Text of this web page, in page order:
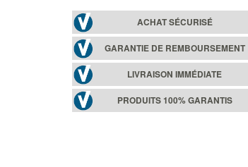
ACHAT SÉCURISÉ
GARANTIE DE REMBOURSEMENT
LIVRAISON IMMÉDIATE
PRODUITS 100% GARANTIS